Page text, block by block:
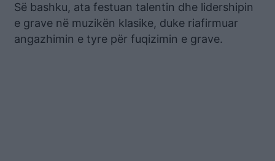
Së bashku, ata festuan talentin dhe lidershipin
e grave në muzikën klasike, duke riafirmuar
angazhimin e tyre për fuqizimin e grave.